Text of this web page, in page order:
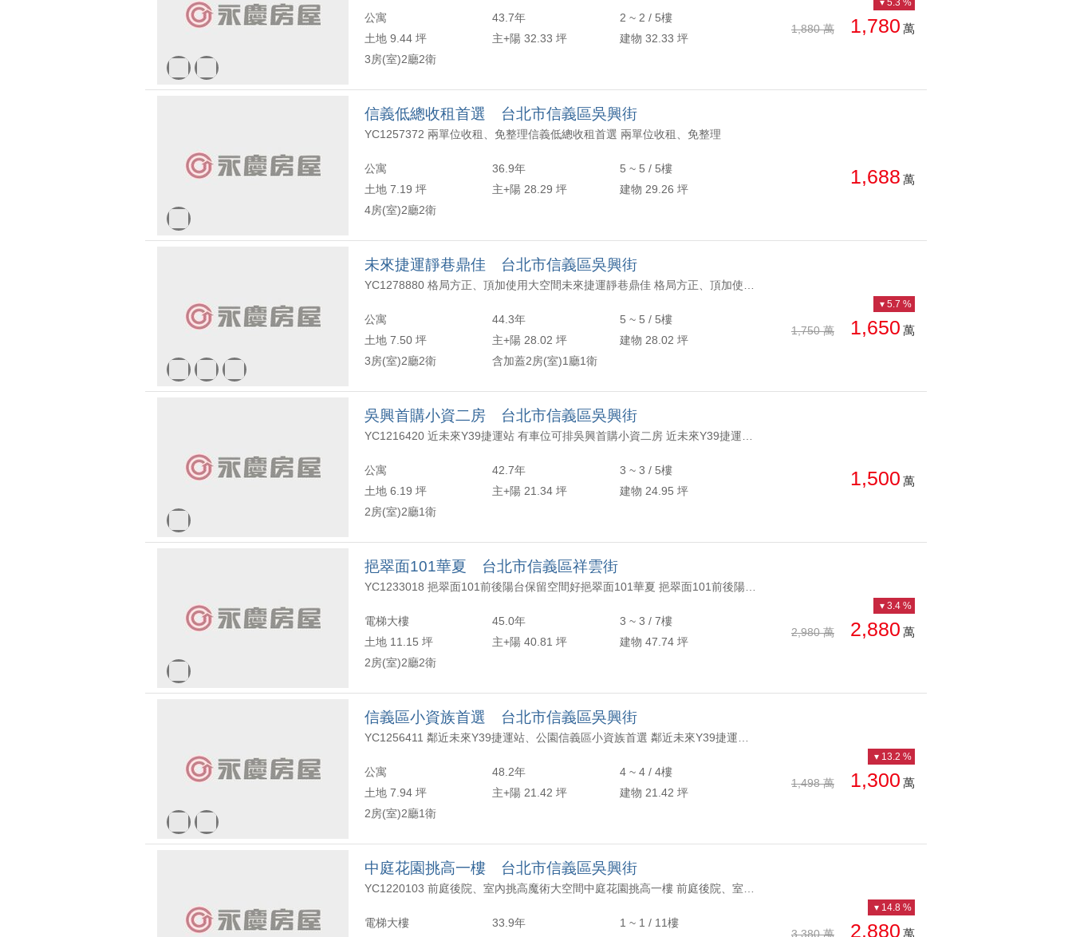
公寓 43.7年
2 ~ 2 / 5樓
土地 9.44 坪
主+陽 32.33 坪
建物 32.33 坪
3房(室)2廳2衛
1,880 萬 1,780 萬
5.3 %
信義低總收租首選 台北市信義區吳興街
YC1257372 兩單位收租、免整理信義低總收租首選 兩單位收租、免整理
公寓 36.9年
5 ~ 5 / 5樓
土地 7.19 坪
主+陽 28.29 坪
建物 29.26 坪
4房(室)2廳2衛
1,688 萬
未來捷運靜巷鼎佳 台北市信義區吳興街
公寓 44.3年
5 ~ 5 / 5樓
土地 7.50 坪
主+陽 28.02 坪
建物 28.02 坪
3房(室)2廳2衛
含加蓋2房(室)1廳1衛
1,750 萬 1,650 萬
5.7 %
吳興首購小資二房 台北市信義區吳興街
公寓 42.7年
3 ~ 3 / 5樓
土地 6.19 坪
主+陽 21.34 坪
建物 24.95 坪
2房(室)2廳1衛
1,500 萬
挹翠面101華夏 台北市信義區祥雲街
電梯大樓 45.0年
3 ~ 3 / 7樓
土地 11.15 坪
主+陽 40.81 坪
建物 47.74 坪
2房(室)2廳2衛
2,980 萬 2,880 萬
3.4 %
信義區小資族首選 台北市信義區吳興街
公寓 48.2年
4 ~ 4 / 4樓
土地 7.94 坪
主+陽 21.42 坪
建物 21.42 坪
2房(室)2廳1衛
1,498 萬 1,300 萬
13.2 %
中庭花園挑高一樓 台北市信義區吳興街
電梯大樓 33.9年
1 ~ 1 / 11樓
3,380 萬
2,880 萬
14.8 %